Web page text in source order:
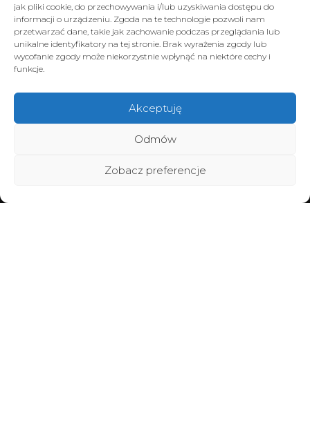
jak pliki cookie, do przechowywania i/lub uzyskiwania dostępu do
informacji o urządzeniu. Zgoda na te technologie pozwoli nam
przetwarzać dane, takie jak zachowanie podczas przeglądania lub
unikalne identyfikatory na tej stronie. Brak wyrażenia zgody lub
wycofanie zgody może niekorzystnie wpłynąć na niektóre cechy i
funkcje.
Akceptuję
Odmów
Zobacz preferencje